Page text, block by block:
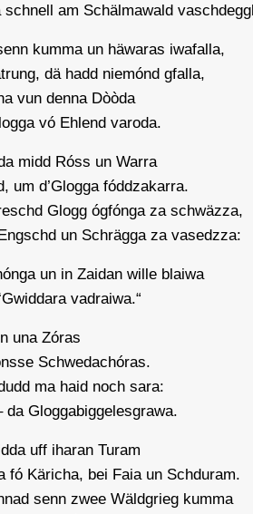
schnell am Schälmawald
kumma un häwaras iwafalla,
dä hadd niemónd gfalla,
vun denna Dòòda
vó Ehlend varoda.
midd Róss un Warra
um d’Glogga fóddzakarra.
Glogg ógfónga za schwäzza,
un Schrägga za vasedzza:
un in Zaidan wille blaiwa
vadraiwa.“
una Zóras
Schwedachóras.
ma haid noch sara:
da Gloggabiggelesgrawa.
uff iharan Turam
fó Käricha, bei Faia un Schduram.
senn zwee Wäldgrieg kumma